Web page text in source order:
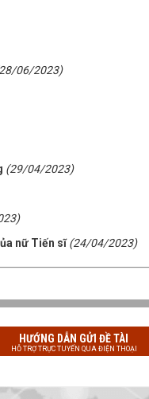
06/2023)
(29/04/2023)
nữ Tiến sĩ (24/04/2023)
HƯỚNG DẪN GỬI ĐỀ TÀI
HỖ TRỢ TRỰC TUYẾN QUA ĐIỆN THOẠI